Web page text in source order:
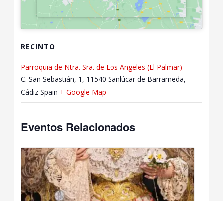
RECINTO
Parroquia de Ntra. Sra. de Los Angeles (El Palmar)
C. San Sebastián, 1, 11540 Sanlúcar de Barrameda,
Cádiz Spain + Google Map
Eventos Relacionados